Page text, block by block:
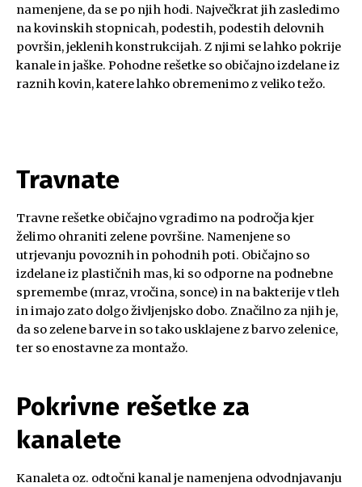
namenjene, da se po njih hodi. Največkrat jih zasledimo
na kovinskih stopnicah, podestih, podestih delovnih
površin, jeklenih konstrukcijah. Z njimi se lahko pokrije
kanale in jaške. Pohodne rešetke so običajno izdelane iz
raznih kovin, katere lahko obremenimo z veliko težo.
Travnate
Travne rešetke običajno vgradimo na področja kjer
želimo ohraniti zelene površine. Namenjene so
utrjevanju povoznih in pohodnih poti. Običajno so
izdelane iz plastičnih mas, ki so odporne na podnebne
spremembe (mraz, vročina, sonce) in na bakterije v tleh
in imajo zato dolgo življenjsko dobo. Značilno za njih je,
da so zelene barve in so tako usklajene z barvo zelenice,
ter so enostavne za montažo.
Pokrivne rešetke za
kanalete
Kanaleta oz. odtočni kanal je namenjena odvodnjavanju